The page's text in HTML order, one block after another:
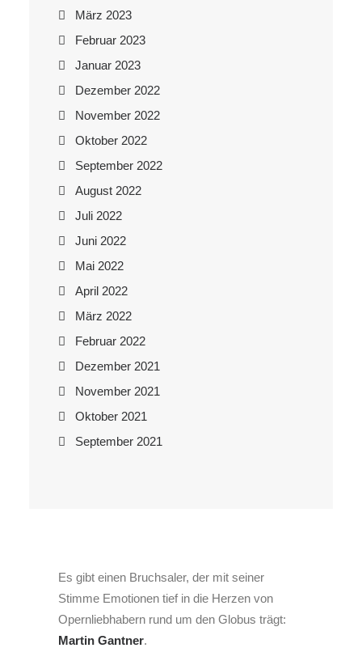
März 2023
Februar 2023
Januar 2023
Dezember 2022
November 2022
Oktober 2022
September 2022
August 2022
Juli 2022
Juni 2022
Mai 2022
April 2022
März 2022
Februar 2022
Dezember 2021
November 2021
Oktober 2021
September 2021
Es gibt einen Bruchsaler, der mit seiner
Stimme Emotionen tief in die Herzen von
Opernliebhabern rund um den Globus trägt:
Martin Gantner.